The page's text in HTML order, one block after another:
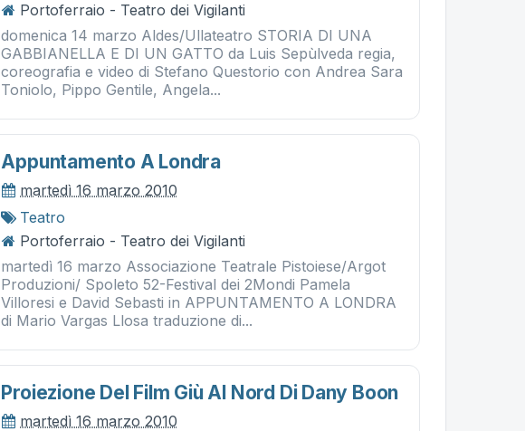
Portoferraio - Teatro dei Vigilanti
domenica 14 marzo Aldes/Ullateatro STORIA DI UNA
GABBIANELLA E DI UN GATTO da Luis Sepùlveda regia,
coreografia e video di Stefano Questorio con Andrea Sara
Toniolo, Pippo Gentile, Angela...
Appuntamento A Londra
martedì 16 marzo 2010
Teatro
Portoferraio - Teatro dei Vigilanti
martedì 16 marzo Associazione Teatrale Pistoiese/Argot
Produzioni/ Spoleto 52-Festival dei 2Mondi Pamela
Villoresi e David Sebasti in APPUNTAMENTO A LONDRA
di Mario Vargas Llosa traduzione di...
Proiezione Del Film Giù Al Nord Di Dany Boon
martedì 16 marzo 2010